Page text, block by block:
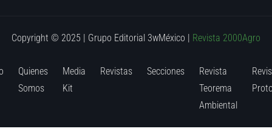
Copyright © 2025 | Grupo Editorial 3wMéxico | Revista 2000Agro
Quienes
Somos
Media
Kit
Revistas Secciones
Revista
Teorema
Ambiental